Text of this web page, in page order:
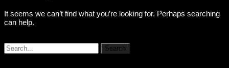
It seems we can’t find what you’re looking for. Perhaps searching
can help.